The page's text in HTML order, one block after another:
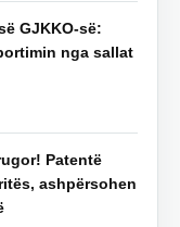
GJKKO-së:
nga sallat
Patentë
ashpërsohen